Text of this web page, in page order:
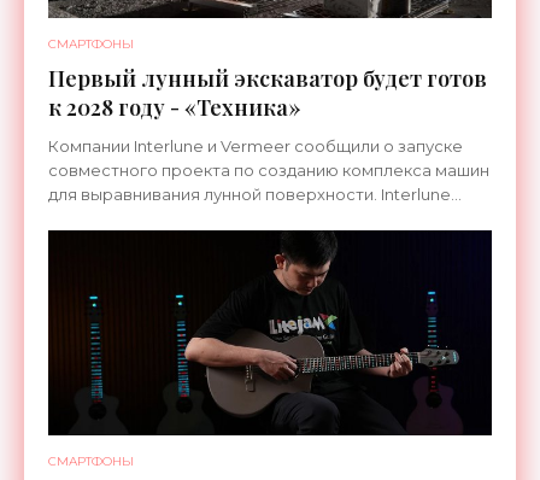
СМАРТФОНЫ
Первый лунный экскаватор будет готов
к 2028 году - «Техника»
Компании Interlune и Vermeer сообщили о запуске
совместного проекта по созданию комплекса машин
для выравнивания лунной поверхности. Interlune
СМАРТФОНЫ